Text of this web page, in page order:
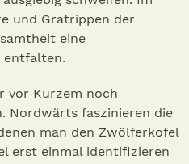
und Gratrippen der
eine
entfalten.
vor Kurzem noch
Nordwärts faszinieren die
man den Zwölferkofel
erst einmal identifizieren